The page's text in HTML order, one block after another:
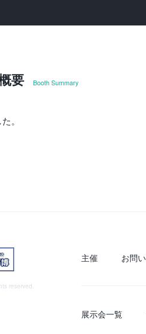
要 Booth Summary
。
reserved.
主催 お問
展示会一覧